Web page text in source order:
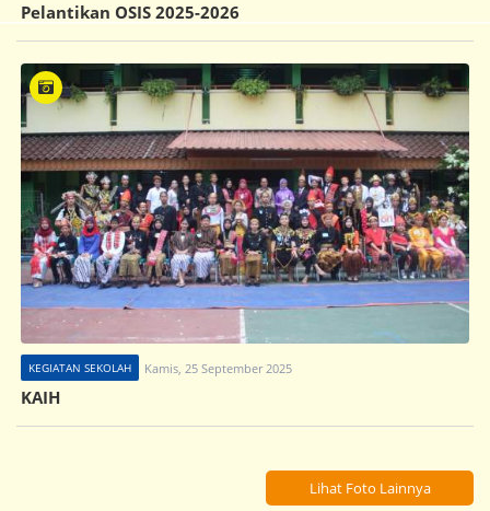
Pelantikan OSIS 2025-2026
KEGIATAN SEKOLAH Kamis, 25 September 2025
KAIH
Lihat Foto Lainnya